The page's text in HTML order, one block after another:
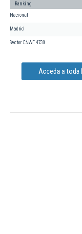
Ranking
Nacional
Madrid
Sector CNAE 4730
Acceda a toda